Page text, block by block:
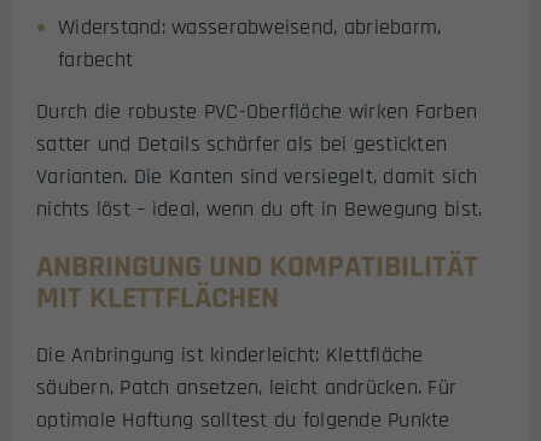
Widerstand: wasserabweisend, abriebarm,
farbecht
Durch die robuste PVC-Oberfläche wirken Farben
satter und Details schärfer als bei gestickten
Varianten. Die Kanten sind versiegelt, damit sich
nichts löst – ideal, wenn du oft in Bewegung bist.
ANBRINGUNG UND KOMPATIBILITÄT
MIT KLETTFLÄCHEN
Die Anbringung ist kinderleicht: Klettfläche
säubern, Patch ansetzen, leicht andrücken. Für
optimale Haftung solltest du folgende Punkte